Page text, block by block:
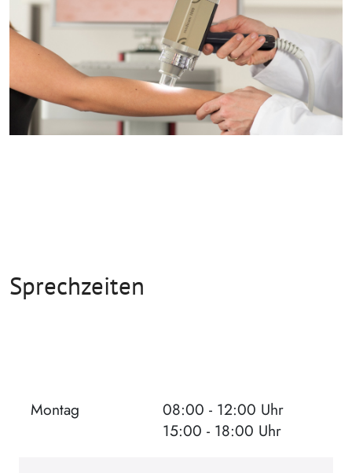
Sprechzeiten
Montag
08:00 - 12:00 Uhr
15:00 - 18:00 Uhr